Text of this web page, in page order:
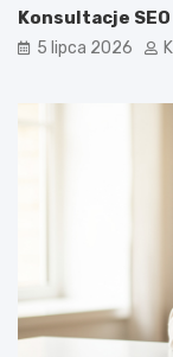
Konsultacje
5 lipca 2026